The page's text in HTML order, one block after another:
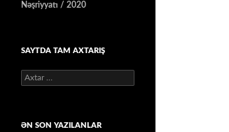
Nəşriyyatı / 2020
SAYTDA TAM AXTARIŞ
Axtarış:
ƏN SON YAZILANLAR